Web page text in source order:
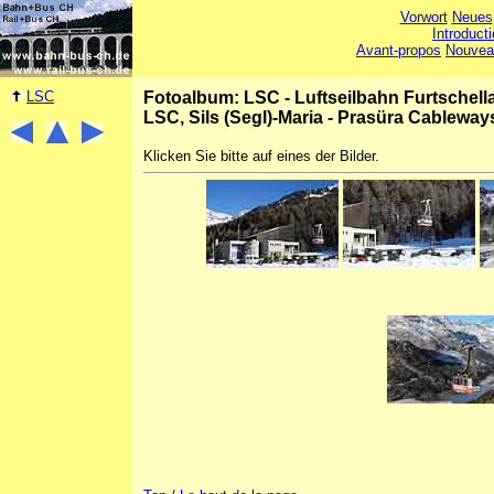
Vorwort Neues
Avant-propos
LSC Fotoalbum: LSC - Luftseilbahn
LSC, Sils (Segl)-Maria - Prasüra
Klicken Sie bitte auf eines der Bilder.